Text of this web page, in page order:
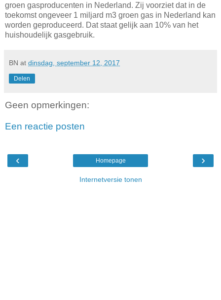
groen gasproducenten in Nederland. Zij voorziet dat in de
toekomst ongeveer 1 miljard m3 groen gas in Nederland kan
worden geproduceerd. Dat staat gelijk aan 10% van het
huishoudelijk gasgebruik.
BN at dinsdag, september 12, 2017
Delen
Geen opmerkingen:
Een reactie posten
‹ ›
Homepage
Internetversie tonen